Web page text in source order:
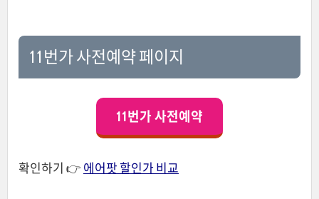
11번가 사전예약 페이지
11번가 사전예약
확인하기 👉 에어팟 할인가 비교